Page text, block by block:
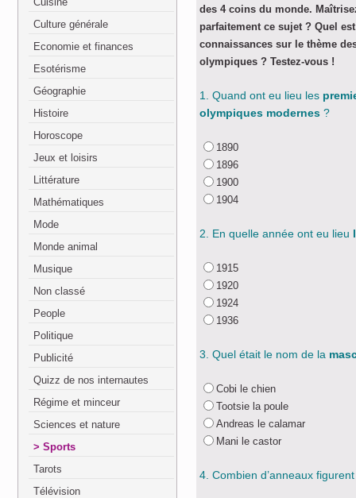
Culture générale
Economie et finances
Esotérisme
Géographie
Histoire
Horoscope
Jeux et loisirs
Littérature
Mathématiques
Mode
Monde animal
Musique
Non classé
People
Politique
Publicité
Quizz de nos internautes
Régime et minceur
Sciences et nature
Sports
Tarots
Télévision
des 4 coins du monde.
parfaitement ce sujet ? Quel
connaissances sur le thème
olympiques ? Testez-vous !
1. Quand ont eu lieu les
olympiques modernes ?
1890
1896
1900
1904
2. En quelle année ont eu lieu
1915
1920
1924
1936
3. Quel était le nom de la
Cobi le chien
Tootsie la poule
Andreas le calamar
Mani le castor
4. Combien d’anneaux